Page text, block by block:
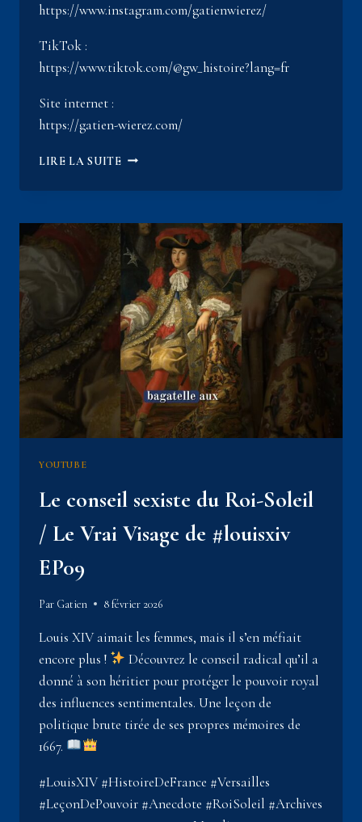
https://www.instagram.com/gatienwierez/
TikTok :
https://www.tiktok.com/@gw_histoire?lang=fr
Site internet :
https://gatien-wierez.com/
LIRE LA SUITEILS
DANS
YOUTUBE
Le conseil sexiste du Roi-Soleil
/ Le Vrai Visage de #louisxiv
EP09
Par Gatien 8 février 2026
Louis XIV aimait les femmes, mais il s’en méfiait
encore plus !
Découvrez le conseil radical qu’il a
donné à son héritier pour protéger le pouvoir royal
des influences sentimentales. Une leçon de
politique brute tirée de ses propres mémoires de
1667.
#LouisXIV #HistoireDeFrance #Versailles
#LeçonDePouvoir #Anecdote #RoiSoleil #Archives